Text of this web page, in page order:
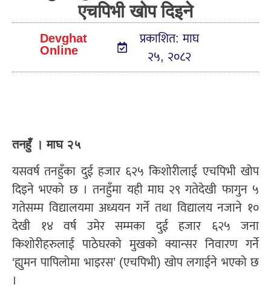
एचपिभी खोप दिइने
Devghat
Online
प्रकाशित: माघ
२५, २०८२
तनहुँ । माघ २५
यसवर्ष तनहुँका दुई हजार ६२५ किशोरीलाई एचपिभी खोप
दिइने भएको छ । तनहुँमा यही माघ २९ गतेदेखी फागुन ५
गतेसम्म विद्यालयमा अध्ययन गर्ने तथा विद्यालय नजाने १०
देखी १४ वर्ष उमेर सम्मका दुई हजार ६२५ जना
किशोरीहरुलाई पाठेघरको मुखको क्यान्सर निवारण गर्ने
‘ह्युमन पापिलोमा भाइरस’ (एचपिभी) खोप लगाईने भएको छ
।